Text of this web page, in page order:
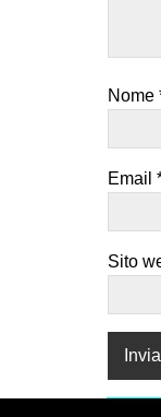
Nome
Email
Sito